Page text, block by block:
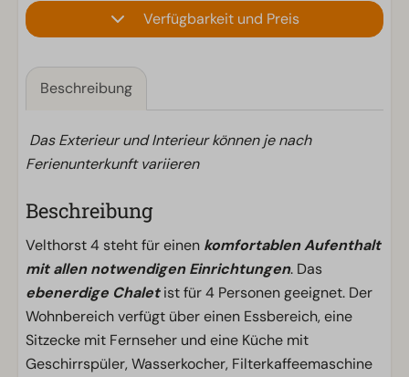
Verfügbarkeit und Preis
Beschreibung
Das Exterieur und Interieur können je nach
Ferienunterkunft variieren
Beschreibung
Velthorst 4 steht für einen komfortablen Aufenthalt
mit allen notwendigen Einrichtungen. Das
ebenerdige Chaletist für 4 Personen geeignet. Der
Wohnbereich verfügt über einen Essbereich, eine
Sitzecke mit Fernseher und eine Küche mit
Geschirrspüler, Wasserkocher, Filterkaffeemaschine